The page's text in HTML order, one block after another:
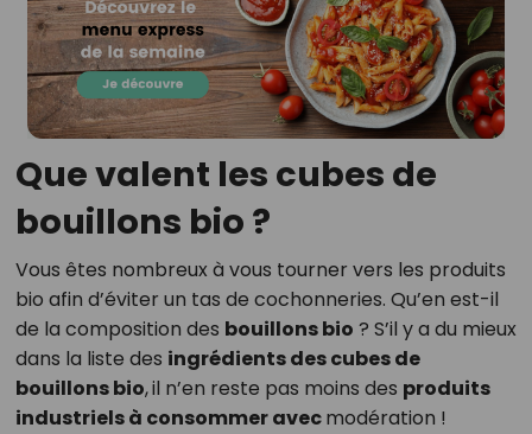
Que valent les cubes de
bouillons bio ?
Vous êtes nombreux à vous tourner vers les produits
bio afin d’éviter un tas de cochonneries. Qu’en est-il
de la composition des bouillons bio ? S’il y a du mieux
dans la liste des ingrédients des cubes de
bouillons bio,il n’en reste pas moins des produits
industriels à consommer avecmodération !